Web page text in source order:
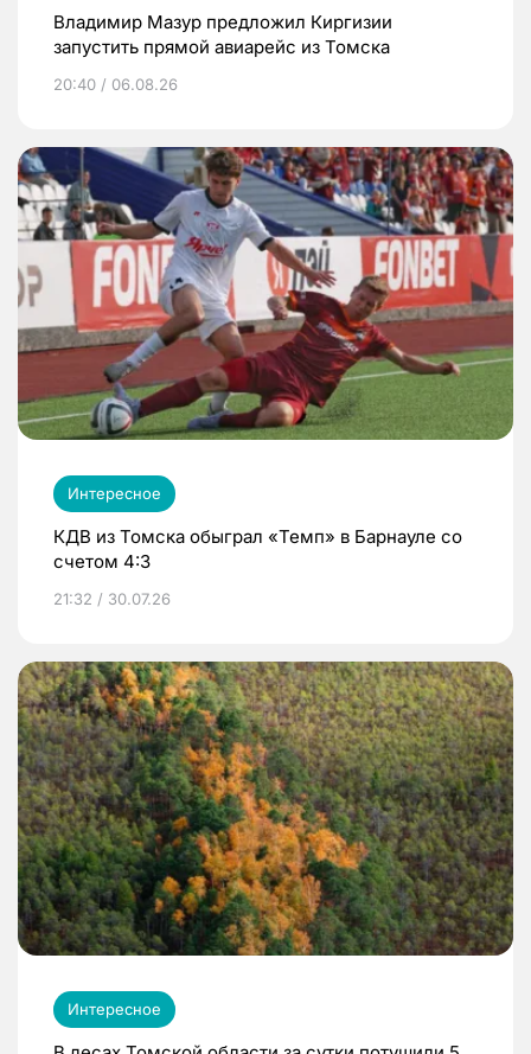
Владимир Мазур предложил Киргизии
запустить прямой авиарейс из Томска
20:40 / 06.08.26
Интересное
КДВ из Томска обыграл «Темп» в Барнауле со
счетом 4:3
21:32 / 30.07.26
Интересное